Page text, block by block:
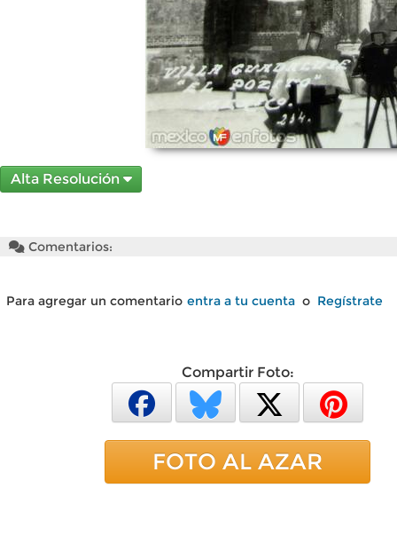
Alta Resolución
Comentarios:
Para agregar un comentario entra a tu cuenta o Regístrate
Compartir Foto:
FOTO AL AZAR